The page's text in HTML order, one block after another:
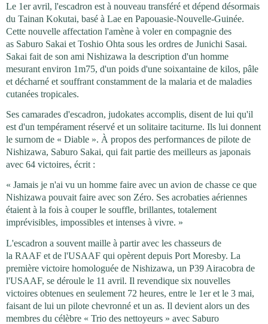
Le 1er avril, l'escadron est à nouveau transféré et dépend désormais
du Tainan Kokutai, basé à Lae en Papouasie-Nouvelle-Guinée.
Cette nouvelle affectation l'amène à voler en compagnie des
as Saburo Sakai et Toshio Ohta sous les ordres de Junichi Sasai.
Sakai fait de son ami Nishizawa la description d'un homme
mesurant environ 1m75, d'un poids d'une soixantaine de kilos, pâle
et décharné et souffrant constamment de la malaria et de maladies
cutanées tropicales.
Ses camarades d'escadron, judokates accomplis, disent de lui qu'il
est d'un tempérament réservé et un solitaire taciturne. Ils lui donnent
le surnom de « Diable ». À propos des performances de pilote de
Nishizawa, Saburo Sakai, qui fait partie des meilleurs as japonais
avec 64 victoires, écrit :
« Jamais je n'ai vu un homme faire avec un avion de chasse ce que
Nishizawa pouvait faire avec son Zéro. Ses acrobaties aériennes
étaient à la fois à couper le souffle, brillantes, totalement
imprévisibles, impossibles et intenses à vivre. »
L'escadron a souvent maille à partir avec les chasseurs de
la RAAF et de l'USAAF qui opèrent depuis Port Moresby. La
première victoire homologuée de Nishizawa, un P39 Airacobra de
l'USAAF, se déroule le 11 avril. Il revendique six nouvelles
victoires obtenues en seulement 72 heures, entre le 1er et le 3 mai,
faisant de lui un pilote chevronné et un as. Il devient alors un des
membres du célèbre « Trio des nettoyeurs » avec Saburo